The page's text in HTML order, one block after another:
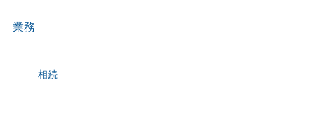
業務
相続